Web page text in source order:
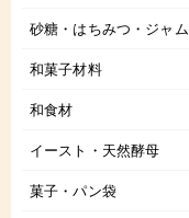
砂糖・はちみつ・ジャム
和菓子材料
和食材
イースト・天然酵母
菓子・パン袋